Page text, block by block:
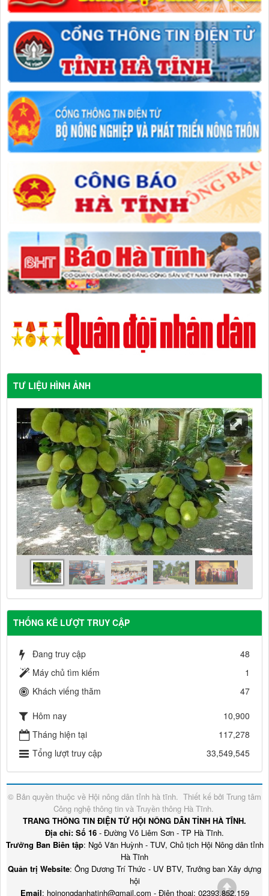
TƯ LIỆU HÌNH ẢNH
THỐNG KÊ LƯỢT TRUY CẬP
Đang truy cập
48
Máy chủ tìm kiếm
1
Khách viếng thăm
47
Hôm nay
10,900
Tháng hiện tại
117,278
Tổng lượt truy cập
33,549,545
© Bản quyền thuộc về Hội nông dân tỉnh hà tĩnh. Thiết kế bởi Trung tâm
Công nghệ thông tin và Truyền thông Hà Tĩnh.
TRANG THÔNG TIN ĐIỆN TỬ HỘI NÔNG DÂN TỈNH HÀ TĨNH.
Địa chỉ: Số 16 - Đường Võ Liêm Sơn - TP Hà Tĩnh.
Trưởng Ban Biên tập: Ngô Văn Huỳnh - TUV, Chủ tịch Hội Nông dân tỉnh
Hà Tĩnh
Quản trị Website: Ông Dương Trí Thức - UV BTV, Trưởng ban Xây dựng
hội
Email: hoinongdanhatinh@gmail.com - Điện thoại: 02393.852.159